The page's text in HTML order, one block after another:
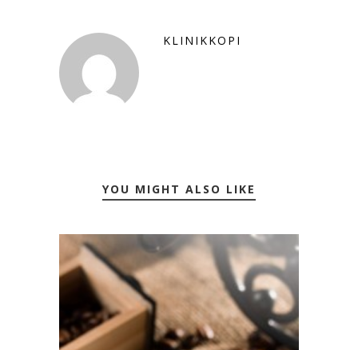
KLINIKKOPI
YOU MIGHT ALSO LIKE